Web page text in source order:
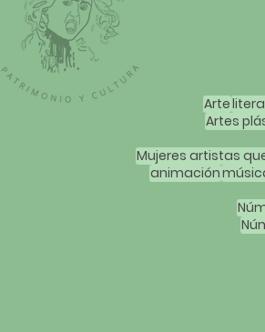
Arte
Artes
animación